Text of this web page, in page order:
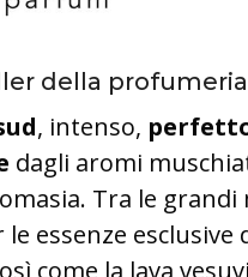
della
, intenso,
dagli aromi
Tra le grandi
essenze esclusive
come la lava